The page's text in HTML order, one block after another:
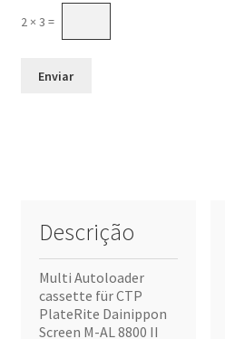
2 × 3 =
Descrição
Multi Autoloader
cassette für CTP
PlateRite Dainippon
Screen M-AL 8800 II